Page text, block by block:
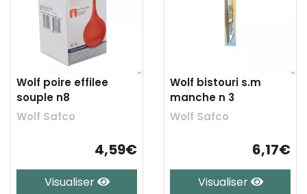
Wolf poire effilee
souple n8
Wolf Safco
4,59€
Visualiser
Wolf bistouri s.m
manche n 3
Wolf Safco
6,17€
Visualiser